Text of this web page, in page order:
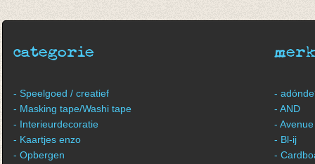
categorie
- Speelgoed / creatief
- Masking tape/Washi tape
- Interieurdecoratie
- Kaartjes enzo
- Opbergen
-
- AND
-
- Bl-ij
-